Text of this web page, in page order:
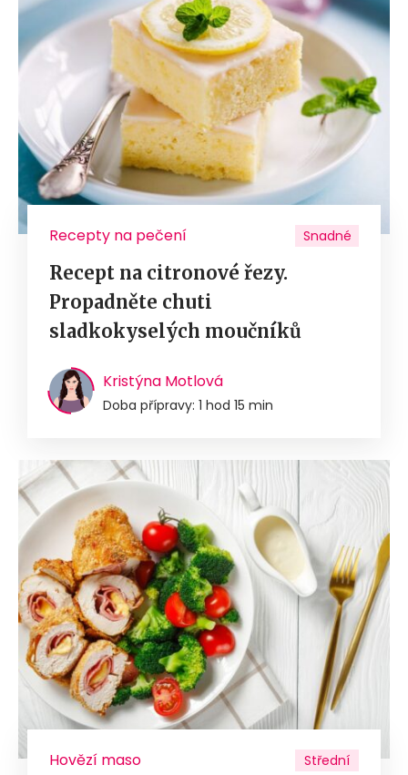
Recepty na pečení Snadné
Recept na citronové řezy.
Propadněte chuti
sladkokyselých moučníků
Kristýna Motlová
Doba přípravy: 1 hod 15 min
Hovězí maso Střední